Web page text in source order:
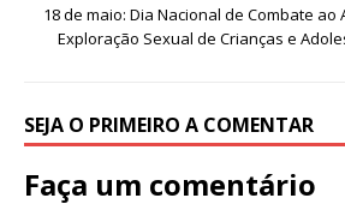
18 de maio: Dia Nacional de Combate ao
Exploração Sexual de Crianças e
SEJA O PRIMEIRO A COMENTAR
Faça um comentário